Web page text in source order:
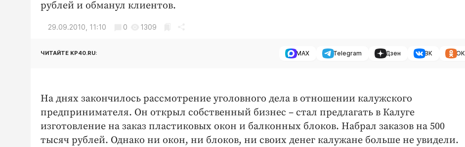
рублей и обманул клиентов.
29.09.2010, 11:10 0 1309
ЧИТАЙТЕ KP40.RU: MAX Telegram Дзен ВК ОК
На днях закончилось рассмотрение уголовного дела в отношении калужского
предпринимателя. Он открыл собственный бизнес – стал предлагать в Калуге
изготовление на заказ пластиковых окон и балконных блоков. Набрал заказов на 500
тысяч рублей. Однако ни окон, ни блоков, ни своих денег калужане больше не увидели.